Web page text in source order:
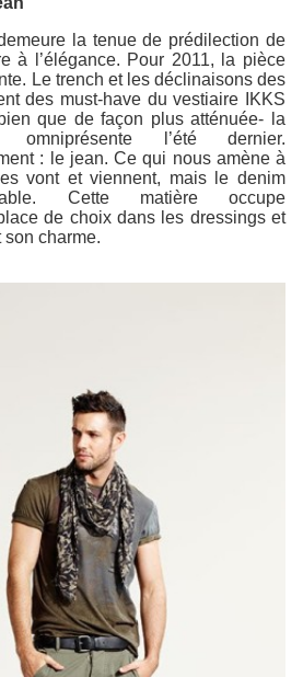
la tenue de prédilection de
à l’élégance. Pour 2011, la pièce
Le trench et les déclinaisons des
des must-have du vestiaire IKKS
que de façon plus atténuée- la
omniprésente l’été dernier.
: le jean. Ce qui nous amène à
vont et viennent, mais le denim
Cette matière occupe
de choix dans les dressings et
charme.